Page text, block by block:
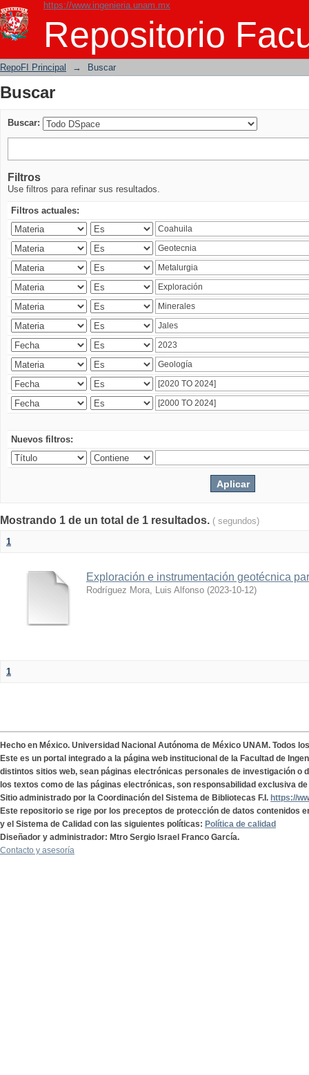
https://www.ingenieria.unam.mx
Repositorio
Buscar
RepoFI Principal → Buscar
Buscar
Buscar:
Filtros
Use filtros para refinar sus resultados.
Filtros actuales:
Nuevos filtros:
Mostrando 1 de un total de 1 resultados. ( segundos)
1
Exploración e instrumentación geotécnica
Rodríguez Mora, Luis Alfonso (2023-10-12)
1
Hecho en México. Universidad Nacional Autónoma de México UNAM. Todos
Este es un portal integrado a la página web institucional de la Facultad de
distintos sitios web, sean páginas electrónicas personales de investigación o
los textos como de las páginas electrónicas, son responsabilidad exclusiva
Sitio administrado por la Coordinación del Sistema de Bibliotecas F.I. https://
Este repositorio se rige por los preceptos de protección de datos contenidos
y el Sistema de Calidad con las siguientes políticas: Política de calidad
Diseñador y administrador: Mtro Sergio Israel Franco García.
Contacto y asesoría